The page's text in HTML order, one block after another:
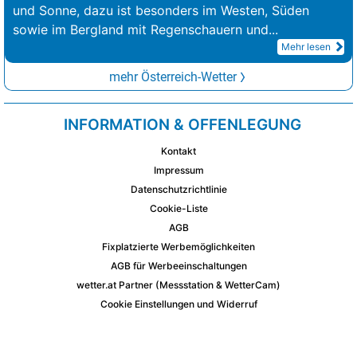
und Sonne, dazu ist besonders im Westen, Süden
sowie im Bergland mit Regenschauern und...
Mehr lesen
mehr Österreich-Wetter
INFORMATION & OFFENLEGUNG
Kontakt
Impressum
Datenschutzrichtlinie
Cookie-Liste
AGB
Fixplatzierte Werbemöglichkeiten
AGB für Werbeeinschaltungen
wetter.at Partner (Messstation & WetterCam)
Cookie Einstellungen und Widerruf